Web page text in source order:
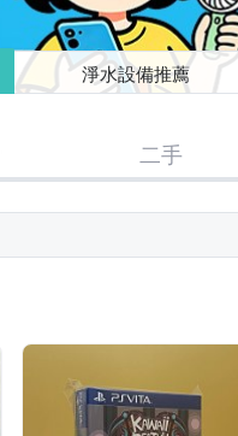
淨水設備推薦
二手